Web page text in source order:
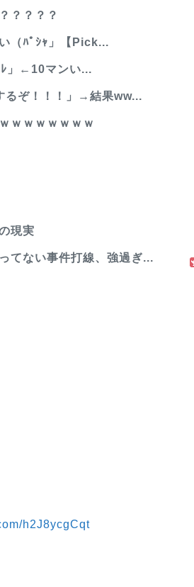
？？？？
（ﾊﾟｼｬ」【Pick...
ﾚ」←10マンい...
るぞ！！！」→結果ww...
ｗｗｗｗｗｗｗ
現実
てない事件打線、強過ぎ...
h2J8ycgCqt